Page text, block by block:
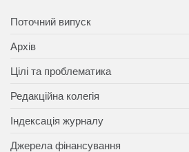
Поточний випуск
Архів
Цілі та проблематика
Редакційна колегія
Індексація журналу
Джерела фінансування